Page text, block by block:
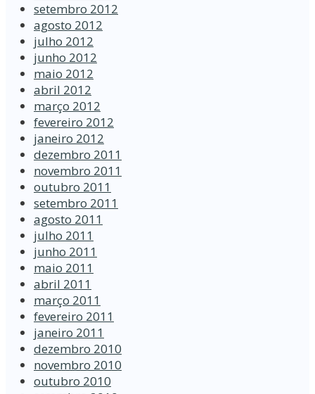
setembro 2012
agosto 2012
julho 2012
junho 2012
maio 2012
abril 2012
março 2012
fevereiro 2012
janeiro 2012
dezembro 2011
novembro 2011
outubro 2011
setembro 2011
agosto 2011
julho 2011
junho 2011
maio 2011
abril 2011
março 2011
fevereiro 2011
janeiro 2011
dezembro 2010
novembro 2010
outubro 2010